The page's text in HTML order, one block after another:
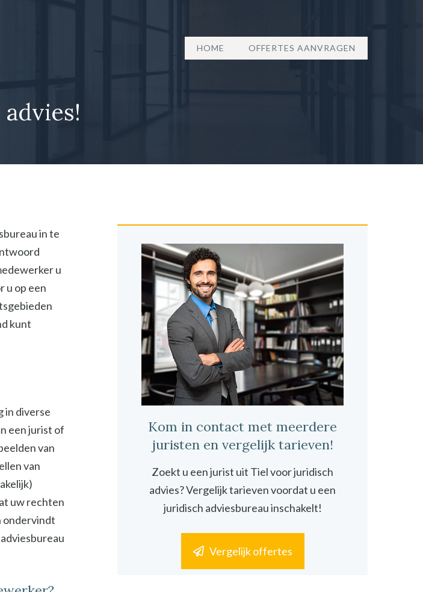
HOME OFFERTES AANVRAGEN
in te
u
u op een
kunt
in diverse
een jurist of
van
van
uw rechten
ondervindt
Kom in contact met meerdere
juristen en vergelijk tarieven!
Zoekt u een jurist uit Tiel voor juridisch
advies? Vergelijk tarieven voordat u een
juridisch adviesbureau inschakelt!
Vergelijk offertes